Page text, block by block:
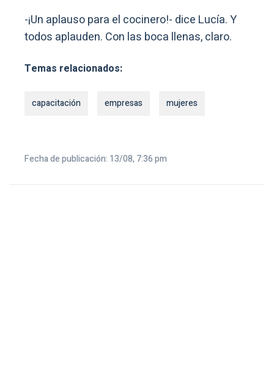
-¡Un aplauso para el cocinero!- dice Lucía. Y
todos aplauden. Con las boca llenas, claro.
Temas relacionados:
capacitación empresas mujeres
Fecha de publicación: 13/08, 7:36 pm